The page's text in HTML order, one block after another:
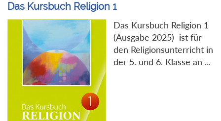
Das Kursbuch Religion 1
Das Kursbuch Religion 1
(Ausgabe 2025) ist für
den Religionsunterricht in
der 5. und 6. Klasse an ...